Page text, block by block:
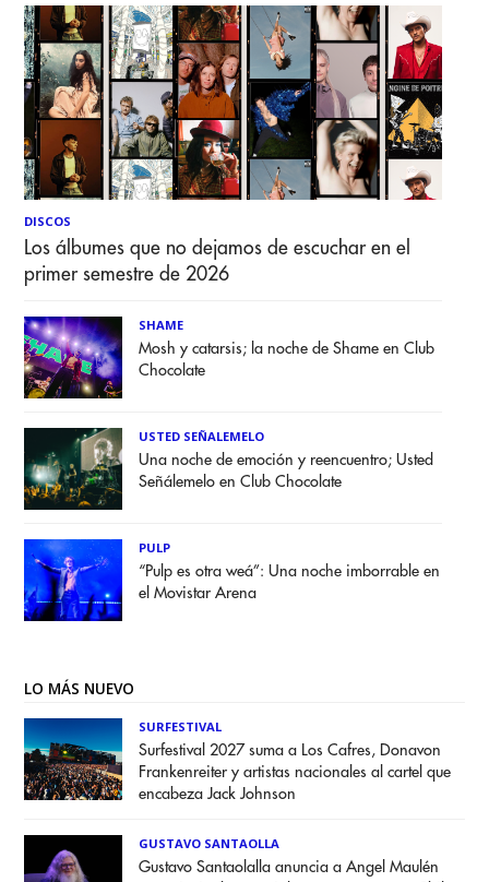
DISCOS
Los álbumes que no dejamos de escuchar en el
primer semestre de 2026
SHAME
Mosh y catarsis; la noche de Shame en Club
Chocolate
USTED SEÑALEMELO
Una noche de emoción y reencuentro; Usted
Señálemelo en Club Chocolate
PULP
“Pulp es otra weá”: Una noche imborrable en
el Movistar Arena
LO MÁS NUEVO
SURFESTIVAL
Surfestival 2027 suma a Los Cafres, Donavon
Frankenreiter y artistas nacionales al cartel que
encabeza Jack Johnson
GUSTAVO SANTAOLLA
Gustavo Santaolalla anuncia a Angel Maulén